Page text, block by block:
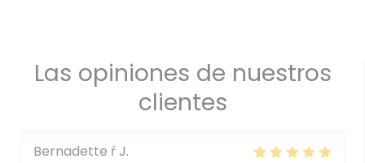
Las opiniones de nuestros
clientes
Bernadette ŕJ